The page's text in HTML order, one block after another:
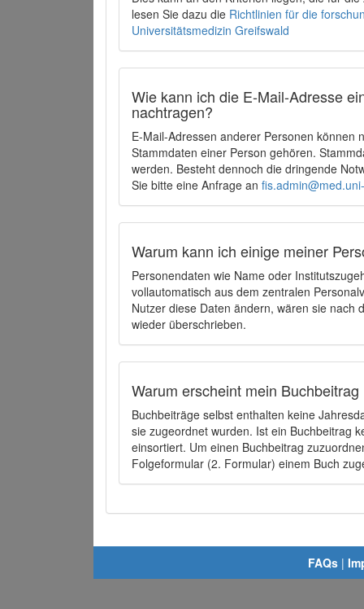
lesen Sie dazu die Richtlinien für die
Universitätsmedizin Greifswald
Wie kann ich die E-Mail-Adresse
nachtragen?
E-Mail-Adressen anderer Personen können
Stammdaten einer Person gehören.
werden. Besteht dennoch die dringende
Sie bitte eine Anfrage an
Warum kann ich einige meiner
Personendaten wie Name oder
vollautomatisch aus dem zentralen
Nutzer diese Daten ändern, wären sie
wieder überschrieben.
Warum erscheint mein
Buchbeiträge selbst enthalten keine
sie zugeordnet wurden. Ist ein Buchbeitrag
einsortiert. Um einen Buchbeitrag
Folgeformular (2. Formular) einem Buch
FAQs |